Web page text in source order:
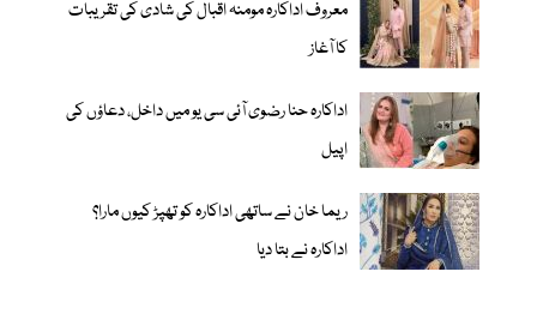
معروف اداکارہ مومنہ اقبال کی شادی کی تقریبات
کا آغاز
اداکارہ حنا رضوی آئی سی یو میں داخل، دعاؤں کی
اپیل
ریما خان نے ساتھی اداکارہ کو تھپڑ کیوں مارا؟
اداکارہ نے بتا دیا